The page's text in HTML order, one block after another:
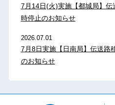
7月14日(火)実施【都城局】
時停止のお知らせ
2026.07.01
7月8日実施【日南局】伝送路
のお知らせ